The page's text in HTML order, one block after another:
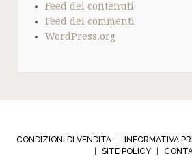
Feed dei contenuti
Feed dei commenti
WordPress.org
CONDIZIONI DI VENDITA INFORMATIVA
SITE POLICY